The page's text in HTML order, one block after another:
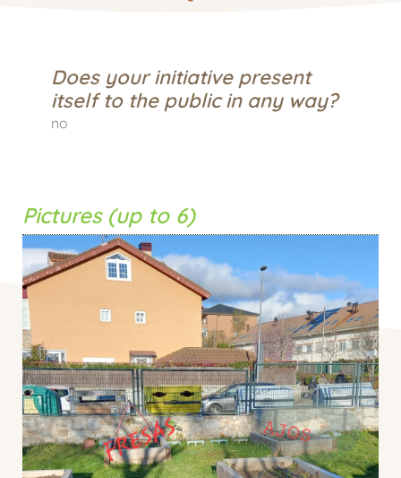
Does your initiative present
itself to the public in any way?
no
Pictures (up to 6)